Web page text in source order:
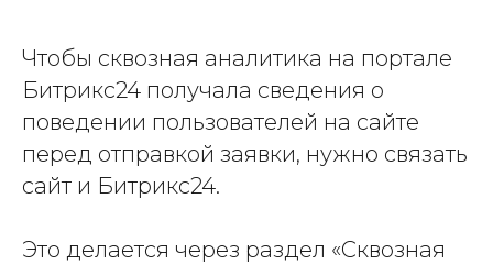
Чтобы сквозная аналитика на портале
Битрикс24 получала сведения о
поведении пользователей на сайте
перед отправкой заявки, нужно связать
сайт и Битрикс24.
Это делается через раздел «Сквозная